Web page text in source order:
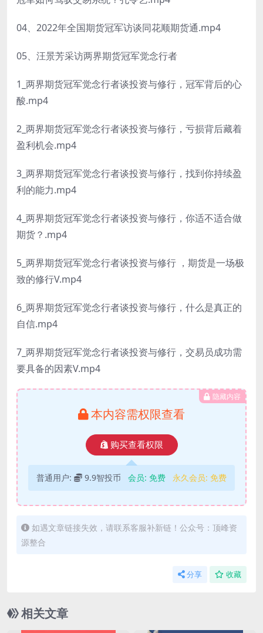
04、2022年全国期货冠军访谈同花顺期货通.mp4
05、汪景芳采访两界期货冠军觉念行者
1_两界期货冠军觉念行者谈投资与修行，冠军背后的心
酸.mp4
2_两界期货冠军觉念行者谈投资与修行，亏损背后藏着
盈利机会.mp4
3_两界期货冠军觉念行者谈投资与修行，找到你持续盈
利的能力.mp4
4_两界期货冠军觉念行者谈投资与修行，你适不适合做
期货？.mp4
5_两界期货冠军觉念行者谈投资与修行 ，期货是一场极
致的修行V.mp4
6_两界期货冠军觉念行者谈投资与修行，什么是真正的
自信.mp4
7_两界期货冠军觉念行者谈投资与修行，交易员成功需
要具备的因素V.mp4
隐藏内容
本内容需权限查看
购买查看权限
普通用户: 9.9智投币 会员: 免费 永久会员: 免费
如遇文章链接失效，请联系客服补新链！公众号：顶峰资
源整合
分享 收藏
相关文章